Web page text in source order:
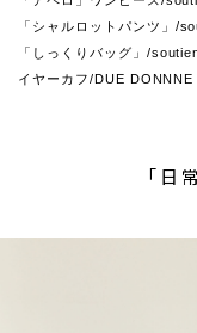
「シャルロットパンツ」/
「しっくりバッグ」/
イヤーカフ/DUE DONNNE
「日